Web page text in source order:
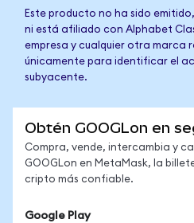
Este producto no ha sido
ni está afiliado con Alphabet
empresa y cualquier otra marca
únicamente para identificar el
subyacente.
Obtén GOOGLon en
Compra, vende, intercambia y
GOOGLon en MetaMask, la
cripto más confiable.
Google Play